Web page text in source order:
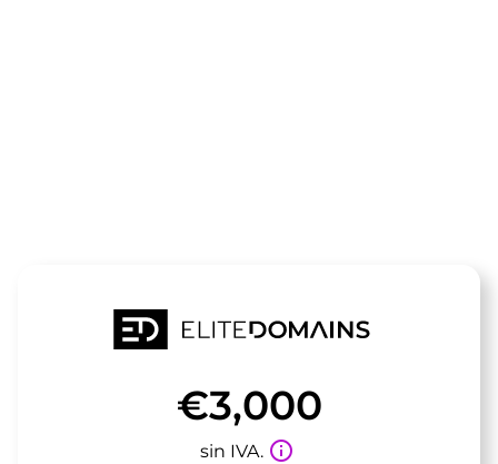
€3,000
sin IVA. info_outline